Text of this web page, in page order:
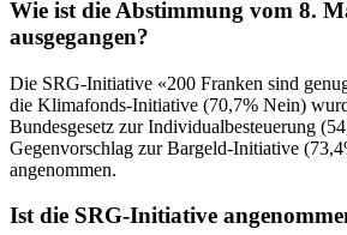
Wie ist die Abstimmung vom 8.
ausgegangen?
Die SRG-Initiative «200 Franken sind
die Klimafonds-Initiative (70,7% Nein)
Bundesgesetz zur Individualbesteuerung
Gegenvorschlag zur Bargeld-Initiative
angenommen.
Ist die SRG-Initiative